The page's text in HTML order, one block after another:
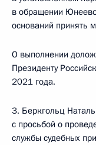
в обращении
оснований принять
О выполнении
Президенту
2021 года.
3. Беркгольц
с просьбой о
службы судебных